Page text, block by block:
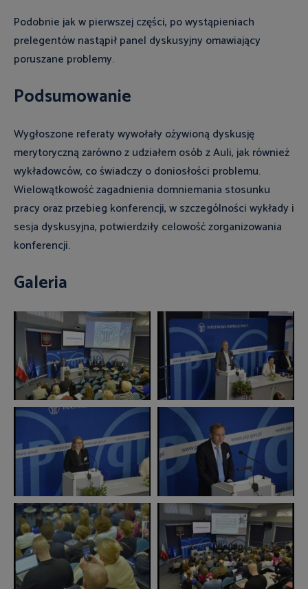
Podobnie jak w pierwszej części, po wystąpieniach
prelegentów nastąpił panel dyskusyjny omawiający
poruszane problemy.
Podsumowanie
Wygłoszone referaty wywołały ożywioną dyskusję
merytoryczną zarówno z udziałem osób z Auli, jak również
wykładowców, co świadczy o doniosłości problemu.
Wielowątkowość zagadnienia domniemania stosunku
pracy oraz przebieg konferencji, w szczególności wykłady i
sesja dyskusyjna, potwierdziły celowość zorganizowania
konferencji.
Galeria